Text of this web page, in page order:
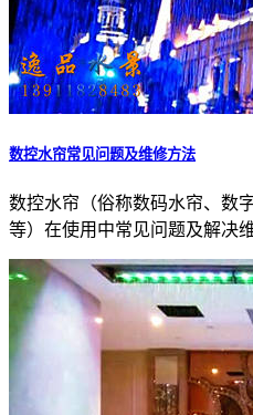
数控水帘常见问题及维修方法
数控水帘（俗称数码水帘、数
等）在使用中常见问题及解决